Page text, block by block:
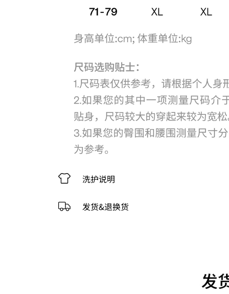
洗护说明
发货&退换货